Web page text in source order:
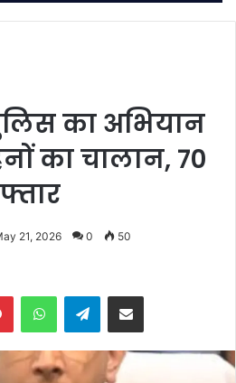
का अभियान
का चालान, 70
21, 2026 0 50
PinterestWhatsAppTelegramShare via Email